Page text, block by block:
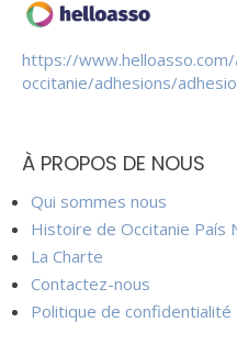
https://
occitanie/adhesions/
À PROPOS DE NOUS
Qui sommes nous
Histoire de Occitanie País
La Charte
Contactez-nous
Politique de confidentialité